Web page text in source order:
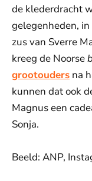
de klederdracht
gelegenheden,
zus van Sverre
kreeg de Noorse
grootouders na
kunnen dat ook
Magnus een
Sonja.
Beeld: ANP,